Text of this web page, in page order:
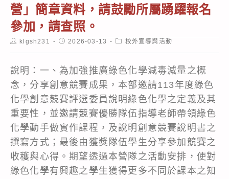
營」簡章資料，請鼓勵所屬踴躍報名
參加，請查照。
Postklgsh231
Post2026-03-13
Post校外宣導與活動
說明：一、為加強推廣綠色化學減毒減量之概
念，分享創意競賽成果，本部邀請113年度綠色
化學創意競賽評選委員說明綠色化學之定義及其
重要性，並邀請競賽優勝隊伍指導老師帶領綠色
化學動手做實作課程，及說明創意競賽說明書之
撰寫方式；最後由獲獎隊伍學生分享參加競賽之
收穫與心得。期望透過本營隊之活動安排，使對
綠色化學有興趣之學生獲得更多不同於課本之知